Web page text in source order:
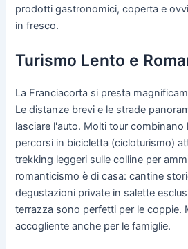
prodotti gastronomici, coperta e
in fresco.
Turismo Lento e
La Franciacorta si presta
Le distanze brevi e le strade
lasciare l'auto. Molti tour
percorsi in bicicletta (cicloturismo)
trekking leggeri sulle colline per
romanticismo è di casa: cantine
degustazioni private in salette
terrazza sono perfetti per le coppie.
accogliente anche per le famiglie.